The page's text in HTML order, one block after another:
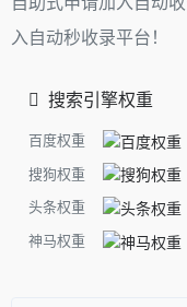
入自动秒收录平台！
搜索引擎权重
百度权重
搜狗权重
头条权重
神马权重